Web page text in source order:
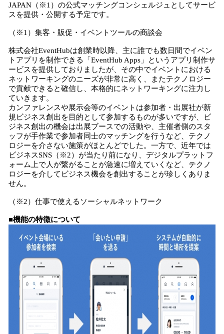
JAPAN（※1）の公式マッチングコンシェルジュとしてサービ
スを提供・公開する予定です。
（※1）集客・販促・イベントツールの商談会
株式会社EventHubは創業時以降、主に誰でも数日間でイベン
トアプリを制作できる「EventHub Apps」というアプリ制作サ
ービスを提供しておりましたが、その中でイベントにおける
ネットワーキングのニーズが非常に高く、またテクノロジー
で貢献できると確信し、本格的にネットワーキングに注力し
ていきます。
カンファレンスや展示会等のイベントは参加者・出展社が新
規ビジネス創出を目的として参加するものが多いですが、ビ
ジネス創出の機会は出展ブースでの活動や、主催者側のスタ
ッフが手作業で参加者同士のマッチングを行うなど、テクノ
ロジーを介さない施策がほとんどでした。一方で、近年では
ビジネスSNS（※2）が当たり前になり、デジタルプラットフ
ォーム上で人が繋がることが急速に増えていくなど、テクノ
ロジーを介してビジネス機会を創出することが珍しくありま
せん。
（※2）仕事で使えるソーシャルネットワーク
■機能の特徴について